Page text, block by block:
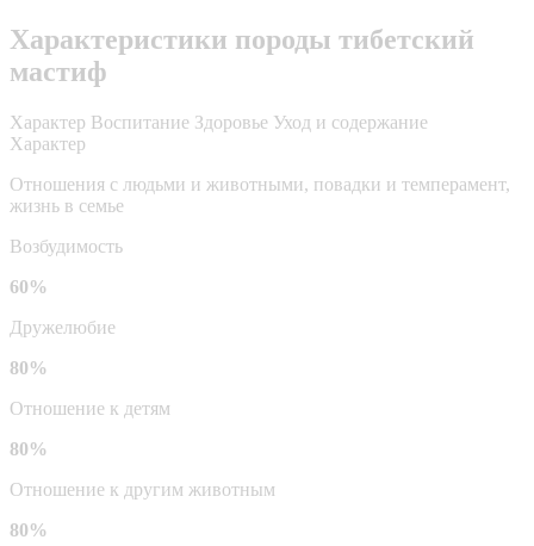
Характеристики породы тибетский
мастиф
Характер Воспитание Здоровье Уход и содержание
Характер
Отношения с людьми и животными, повадки и темперамент,
жизнь в семье
Возбудимость
60%
Дружелюбие
80%
Отношение к детям
80%
Отношение к другим животным
80%